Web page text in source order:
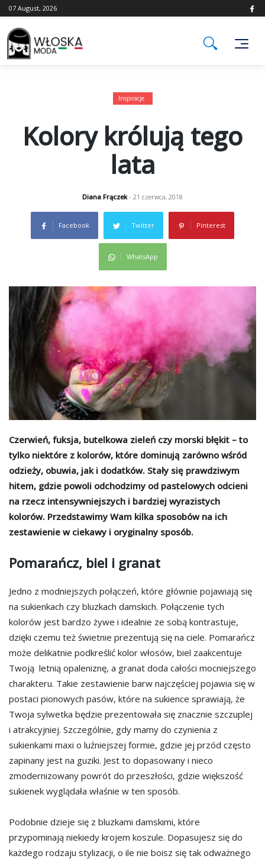
Skip
to
content
07 August, 2026
Inspiracje
Kolory królują tego
lata
Diana Frączek- 21 czerwca, 2018
Facebook Twitter Pinterest
WhatsApp
Czerwień, fuksja, butelkowa zieleń czy morski błękit – to
tylko niektóre z kolorów, które dominują zarówno wśród
odzieży, obuwia, jak i dodatków. Stały się prawdziwym
hitem, gdzie powoli odchodzimy od pastelowych odcieni
na rzecz intensywniejszych i bardziej wyrazistych
kolorów. Przedstawimy Wam kilka sposobów na ich
zestawienie w ciekawy i oryginalny sposób.
Pomarańcz, biel i granat
Jedno z modniejszych połączeń, które głównie pojawiają się
na sukienkach czy bluzkach damskich. Połączenie tych
kolorów jest bardzo żywe i idealnie ze sobą kontrastuje,
dzięki czemu też świetnie prezentują się na ciele. Pomarańcz
może delikatnie podkreślić kolor włosów, biel zaakcentuje
Twoją letnią opaleniznę, a granat doda całości mocniejszego
charakteru. Takie zestawienie barw najczęściej pojawia się w
postaci pionowych pasów, które na sukience sprawiają, że
Twoja sylwetka będzie prezentowała się znacznie szczuplej
i atrakcyjniej. Szczególnie, gdy mamy do czynienia z
sukienkami maxi o luźniejszej formie, gdzie jej przód często
zapinany jest na guziki. Jest to dopasowany i nieco
zmodernizowany powrót do przeszłości, gdzie większość
sukienek wyglądała właśnie w ten sposób.
Podobnie dzieje się z bluzkami damskimi, które
przypominają niekiedy krojem koszule. Dopasujesz się do
każdego rodzaju stylizacji, o ile nie boisz się tak odważnego